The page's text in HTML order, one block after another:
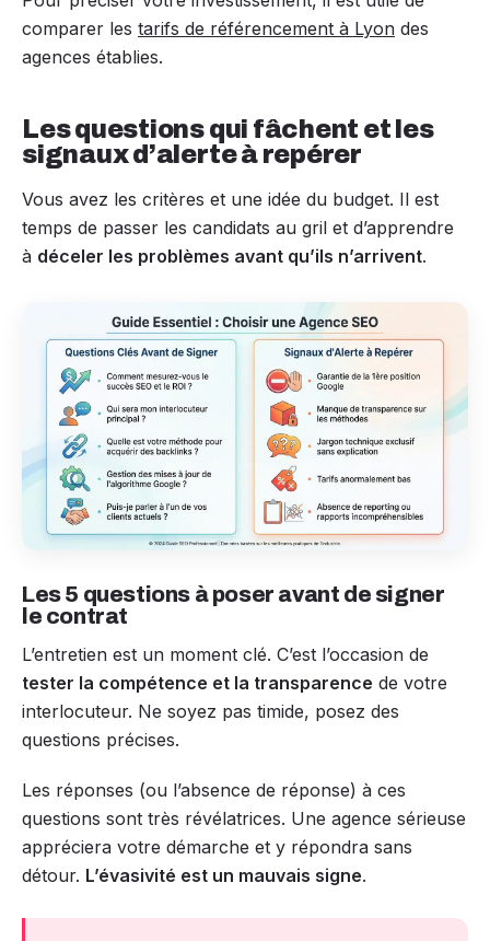
comparer les tarifs de référencement à Lyon des
agences établies.
Les questions qui fâchent et les
signaux d’alerte à repérer
Vous avez les critères et une idée du budget. Il est
temps de passer les candidats au gril et d’apprendre
à déceler les problèmes avant qu’ils n’arrivent.
Les 5 questions à poser avant de signer
le contrat
L’entretien est un moment clé. C’est l’occasion de
tester la compétence et la transparence de votre
interlocuteur. Ne soyez pas timide, posez des
questions précises.
Les réponses (ou l’absence de réponse) à ces
questions sont très révélatrices. Une agence sérieuse
appréciera votre démarche et y répondra sans
détour. L’évasivité est un mauvais signe.